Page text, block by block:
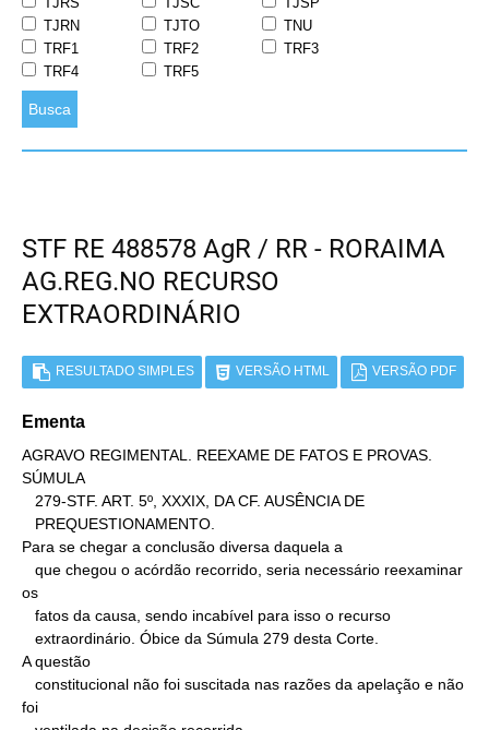
TJRN
TJTO
TNU
TRF1
TRF2
TRF3
TRF4
TRF5
Busca
STF RE 488578 AgR / RR - RORAIMA
AG.REG.NO RECURSO
EXTRAORDINÁRIO
RESULTADO SIMPLES VERSÃO HTML VERSÃO PDF
Ementa
AGRAVO REGIMENTAL. REEXAME DE FATOS E PROVAS.
SÚMULA
Para se chegar a conclusão diversa daquela a
os
A questão
foi